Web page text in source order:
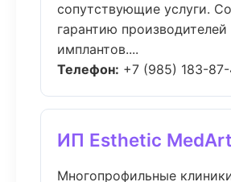
сопутствующие услуги.
гарантию производителей
имплантов....
Телефон: +7 (985) 183-
ИП Esthetic MedArt
Многопрофильные